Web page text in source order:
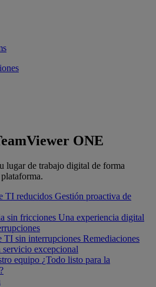
ONE
lugar de trabajo digital de forma
TI reducidos Gestión proactiva de
sin fricciones Una experiencia digital
TI sin interrupciones Remediaciones
excepcional
equipo ¿Todo listo para la